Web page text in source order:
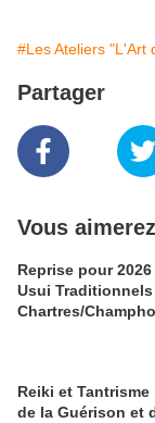
#Les Ateliers "L'Art
Partager
Vous
Reprise pour
Usui Traditionnels
Chartres/
Reiki et Tantrisme
de la Guérison et